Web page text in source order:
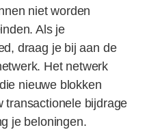
niet worden
Als je
draag je bij aan de
Het netwerk
nieuwe blokken
transactionele bijdrage
je beloningen.